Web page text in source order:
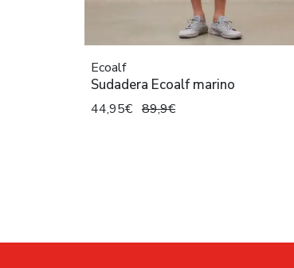
Ecoalf
Sudadera Ecoalf marino
44,95€ 89,9€